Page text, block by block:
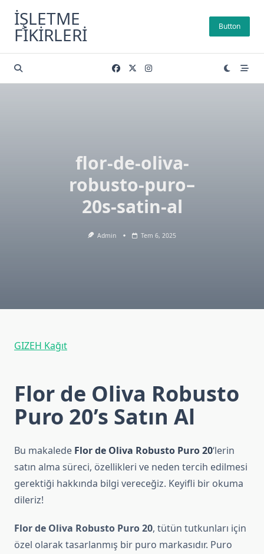
content
İŞLETME
FIKIRLERI Button
flor-de-oliva-
robusto-puro–
20s-satin-al
Admin Tem 6, 2025
GIZEH Kağıt
Flor de Oliva Robusto
Puro 20’s Satın Al
Bu makalede Flor de Oliva Robusto Puro 20‘lerin
satın alma süreci, özellikleri ve neden tercih edilmesi
gerektiği hakkında bilgi vereceğiz. Keyifli bir okuma
dileriz!
Flor de Oliva Robusto Puro 20, tütün tutkunları için
özel olarak tasarlanmış bir puro markasıdır. Puro